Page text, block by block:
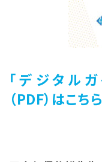
「デジタル
（PDF） はこち